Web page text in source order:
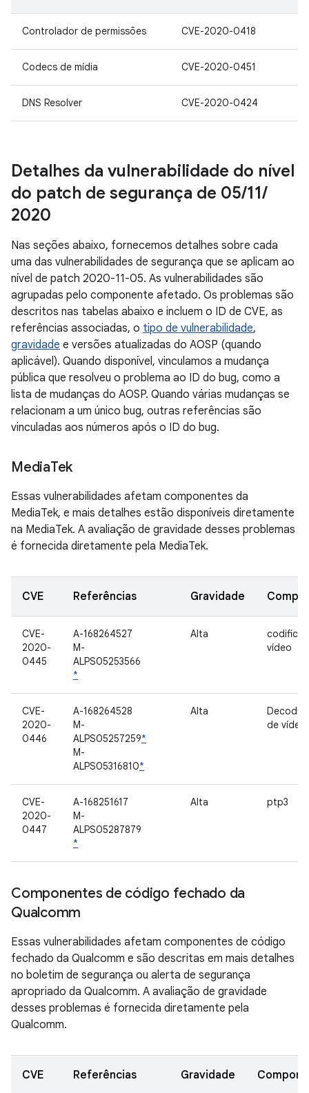
Controlador de permissões CVE-2020-0418
Codecs de mídia CVE-2020-0451
DNS Resolver CVE-2020-0424
Detalhes da vulnerabilidade do nível
do patch de segurança de 05/11/
2020
Nas seções abaixo, fornecemos detalhes sobre cada
uma das vulnerabilidades de segurança que se aplicam ao
nível de patch 2020-11-05. As vulnerabilidades são
agrupadas pelo componente afetado. Os problemas são
descritos nas tabelas abaixo e incluem o ID de CVE, as
referências associadas, o tipo de vulnerabilidade,
gravidade e versões atualizadas do AOSP (quando
aplicável). Quando disponível, vinculamos a mudança
pública que resolveu o problema ao ID do bug, como a
lista de mudanças do AOSP. Quando várias mudanças se
relacionam a um único bug, outras referências são
vinculadas aos números após o ID do bug.
MediaTek
Essas vulnerabilidades afetam componentes da
MediaTek, e mais detalhes estão disponíveis diretamente
na MediaTek. A avaliação de gravidade desses problemas
é fornecida diretamente pela MediaTek.
CVE Referências Gravidade
CVE-
2020-
0445
A-168264527
M-
ALPS05253566
*
Alta
vídeo
CVE-
2020-
0446
A-168264528
M-
ALPS05257259*
M-
ALPS05316810*
Alta
de vídeo
CVE-
2020-
0447
A-168251617
M-
ALPS05287879
*
Alta ptp3
Componentes de código fechado da
Qualcomm
Essas vulnerabilidades afetam componentes de código
fechado da Qualcomm e são descritas em mais detalhes
no boletim de segurança ou alerta de segurança
apropriado da Qualcomm. A avaliação de gravidade
desses problemas é fornecida diretamente pela
Qualcomm.
CVE Referências Gravidade